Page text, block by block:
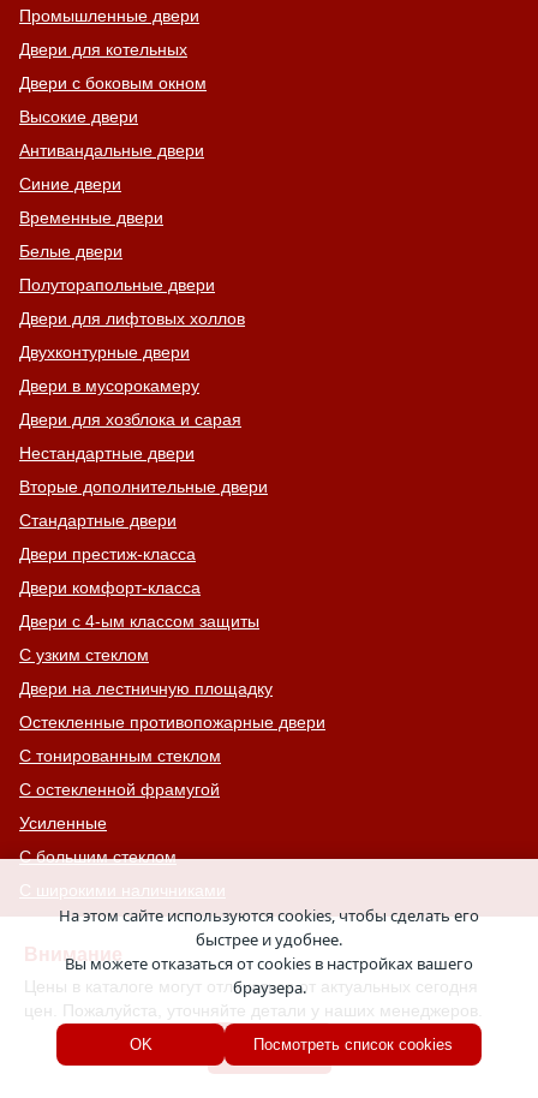
Внимание
Цены в каталоге могут отличаться от актуальных сегодня
цен. Пожалуйста, уточняйте детали у наших менеджеров.
Хорошо
Промышленные двери
Двери для котельных
Двери с боковым окном
Высокие двери
Антивандальные двери
Синие двери
Временные двери
Белые двери
Полуторапольные двери
Двери для лифтовых холлов
Двухконтурные двери
Двери в мусорокамеру
Двери для хозблока и сарая
Нестандартные двери
Вторые дополнительные двери
Стандартные двери
Двери престиж-класса
Двери комфорт-класса
Двери с 4-ым классом защиты
С узким стеклом
Двери на лестничную площадку
Остекленные противопожарные двери
С тонированным стеклом
С остекленной фрамугой
Усиленные
С большим стеклом
С широкими наличниками
Серые двери
С увеличенной и толстой коробкой
Двери с выдавленным рисунком
Двери с витражным остеклением
Двери с английской решеткой
На этом сайте используются cookies, чтобы сделать его
быстрее и удобнее.
Вы можете отказаться от cookies в настройках вашего
браузера.
OK Посмотреть список cookies